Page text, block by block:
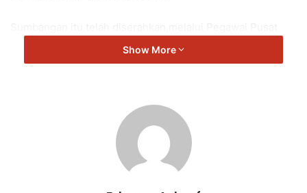
Khidmat Parlimen Port Dickson, Encik Muhd Ezam.
Show More